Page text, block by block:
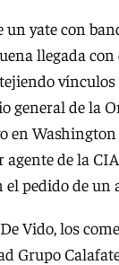
yate con
llegada
general de la
en
de la
pedido de un
Vido, los
Grupo